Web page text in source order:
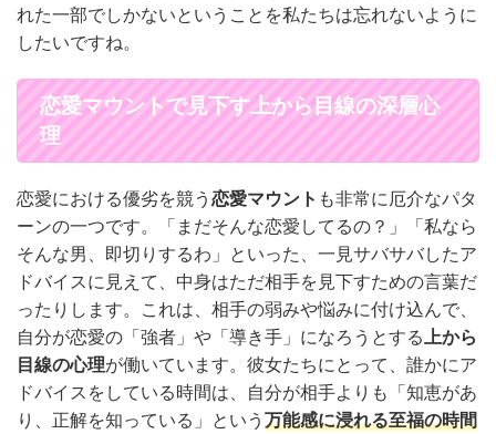
れた一部でしかないということを私たちは忘れないように
したいですね。
恋愛マウントで見下す上から目線の深層心
理
恋愛における優劣を競う 恋愛マウント も非常に厄介なパタ
ーンの一つです。「まだそんな恋愛してるの？」「私なら
そんな男、即切りするわ」といった、一見サバサバしたア
ドバイスに見えて、中身はただ相手を見下すための言葉だ
ったりします。これは、相手の弱みや悩みに付け込んで、
自分が恋愛の「強者」や「導き手」になろうとする上から
目線の心理が働いています。彼女たちにとって、誰かにア
ドバイスをしている時間は、自分が相手よりも「知恵があ
り、正解を知っている」という 万能感に浸れる至福の時間